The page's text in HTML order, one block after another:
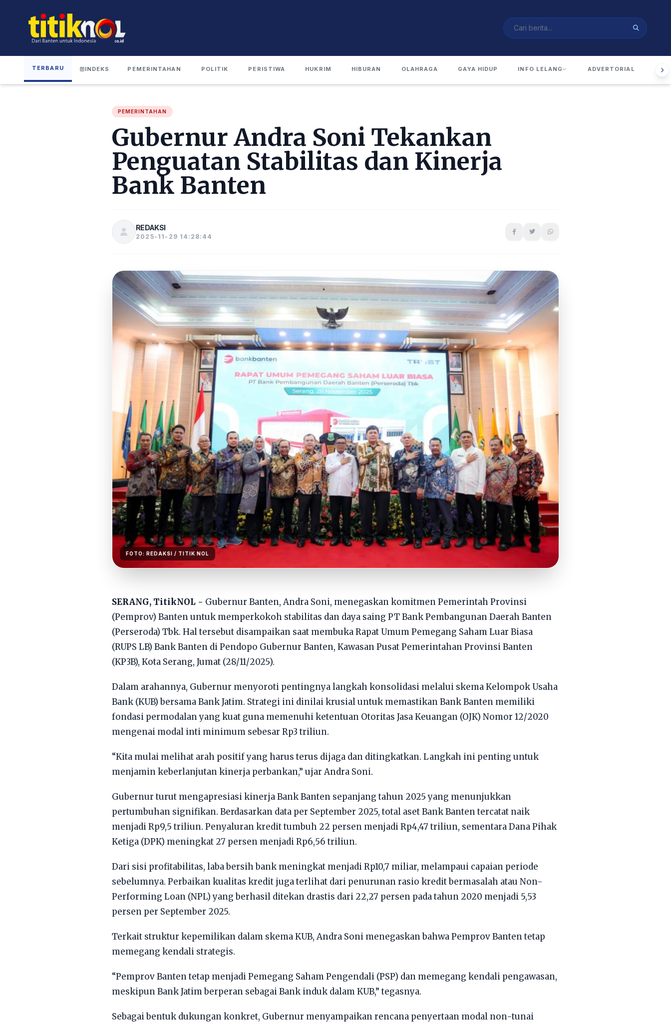
TERBARU INDEKS PEMERINTAHAN POLITIK PERISTIWA HUKRIM HIBURAN OLAHRAGA GAYA HIDUP INFO LELANG ADVERTORIAL
PEMERINTAHAN
Gubernur Andra Soni Tekankan
Penguatan Stabilitas dan Kinerja
Bank Banten
REDAKSI
2025-11-29 14:28:44
FOTO: REDAKSI / TITIK NOL
SERANG, TitikNOL - ​Gubernur Banten, Andra Soni, menegaskan komitmen Pemerintah Provinsi
(Pemprov) Banten untuk memperkokoh stabilitas dan daya saing PT Bank Pembangunan Daerah Banten
(Perseroda) Tbk. Hal tersebut disampaikan saat membuka Rapat Umum Pemegang Saham Luar Biasa
(RUPS LB) Bank Banten di Pendopo Gubernur Banten, Kawasan Pusat Pemerintahan Provinsi Banten
(KP3B), Kota Serang, Jumat (28/11/2025).
​Dalam arahannya, Gubernur menyoroti pentingnya langkah konsolidasi melalui skema Kelompok Usaha
Bank (KUB) bersama Bank Jatim. Strategi ini dinilai krusial untuk memastikan Bank Banten memiliki
fondasi permodalan yang kuat guna memenuhi ketentuan Otoritas Jasa Keuangan (OJK) Nomor 12/2020
mengenai modal inti minimum sebesar Rp3 triliun.
​“Kita mulai melihat arah positif yang harus terus dijaga dan ditingkatkan. Langkah ini penting untuk
menjamin keberlanjutan kinerja perbankan,” ujar Andra Soni.
​Gubernur turut mengapresiasi kinerja Bank Banten sepanjang tahun 2025 yang menunjukkan
pertumbuhan signifikan. Berdasarkan data per September 2025, total aset Bank Banten tercatat naik
menjadi Rp9,5 triliun. Penyaluran kredit tumbuh 22 persen menjadi Rp4,47 triliun, sementara Dana Pihak
Ketiga (DPK) meningkat 27 persen menjadi Rp6,56 triliun.
​Dari sisi profitabilitas, laba bersih bank meningkat menjadi Rp10,7 miliar, melampaui capaian periode
sebelumnya. Perbaikan kualitas kredit juga terlihat dari penurunan rasio kredit bermasalah atau Non-
Performing Loan (NPL) yang berhasil ditekan drastis dari 22,27 persen pada tahun 2020 menjadi 5,53
persen per September 2025.
​Terkait struktur kepemilikan dalam skema KUB, Andra Soni menegaskan bahwa Pemprov Banten tetap
memegang kendali strategis.
​“Pemprov Banten tetap menjadi Pemegang Saham Pengendali (PSP) dan memegang kendali pengawasan,
meskipun Bank Jatim berperan sebagai Bank induk dalam KUB,” tegasnya.
​Sebagai bentuk dukungan konkret, Gubernur menyampaikan rencana penyertaan modal non-tunai